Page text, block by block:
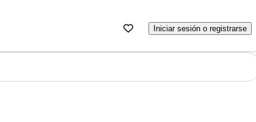
Iniciar sesión o registrarse